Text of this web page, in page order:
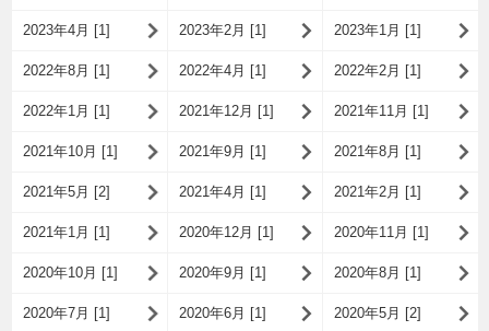
2023年4月 [1] 2023年2月 [1] 2023年1月 [1]
2022年8月 [1] 2022年4月 [1] 2022年2月 [1]
2022年1月 [1] 2021年12月 [1] 2021年11月 [1]
2021年10月 [1] 2021年9月 [1] 2021年8月 [1]
2021年5月 [2] 2021年4月 [1] 2021年2月 [1]
2021年1月 [1] 2020年12月 [1] 2020年11月 [1]
2020年10月 [1] 2020年9月 [1] 2020年8月 [1]
2020年7月 [1] 2020年6月 [1] 2020年5月 [2]